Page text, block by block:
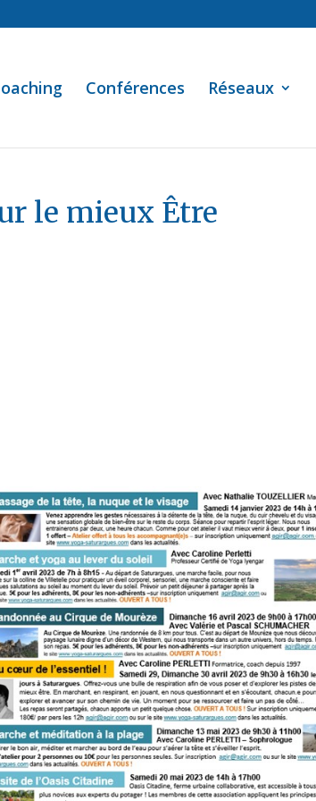
Conférences Réseaux
le mieux Être